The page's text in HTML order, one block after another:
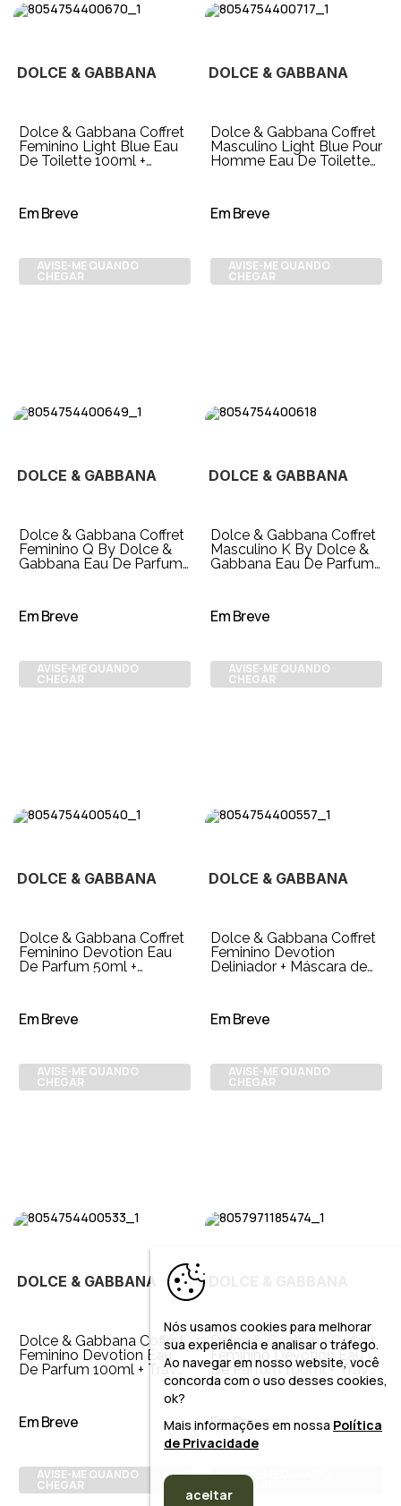
DOLCE & GABBANA
Dolce & Gabbana Coffret
Feminino Light Blue Eau
De Toilette 100ml +
Em Breve
AVISE-ME QUANDO
CHEGAR
DOLCE & GABBANA
Dolce & Gabbana Coffret
Masculino Light Blue Pour
Homme Eau De Toilette
Em Breve
AVISE-ME QUANDO
CHEGAR
DOLCE & GABBANA
Dolce & Gabbana Coffret
Feminino Q By Dolce &
Gabbana Eau De Parfum
Em Breve
AVISE-ME QUANDO
CHEGAR
DOLCE & GABBANA
Dolce & Gabbana Coffret
Masculino K By Dolce &
Gabbana Eau De Parfum
Em Breve
AVISE-ME QUANDO
CHEGAR
DOLCE & GABBANA
Dolce & Gabbana Coffret
Feminino Devotion Eau
De Parfum 50ml +
Em Breve
AVISE-ME QUANDO
CHEGAR
DOLCE & GABBANA
Dolce & Gabbana Coffret
Feminino Devotion
Deliniador + Máscara de
Em Breve
AVISE-ME QUANDO
CHEGAR
DOLCE & GABBANA
Dolce & Gabbana Coffret
Feminino Devotion Eau
De Parfum 100ml + Travel
Em Breve
AVISE-ME QUANDO
CHEGAR
Dolce & Gabbana Coffret
Feminino Devotion Eau
De Parfum 100ml + Travel
Size 10ml
Em Breve
AVISE-ME QUANDO
CHEGAR
Nós usamos cookies para melhorar
sua experiência e analisar o tráfego.
Ao navegar em nosso website, você
concorda com o uso desses cookies,
ok?
Mais informações em nossa Política
de Privacidade
aceitar